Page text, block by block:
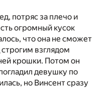
потряс за плечо и
огромный кусок
что она не сможет
строгим взглядом
крошки. Потом он
девушку по
но Винсент сразу